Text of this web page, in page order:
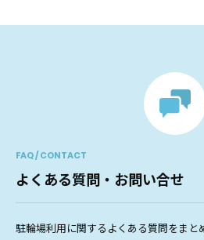
FAQ / CONTACT
よくある質問・お問い合せ
駐輪場利用に関するよくある質問をまと